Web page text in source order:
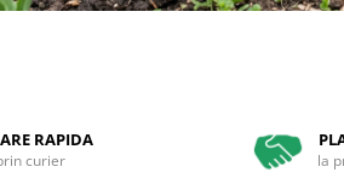
RAPIDA
curier la